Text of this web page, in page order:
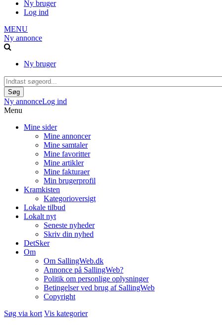
Ny bruger
Log ind
MENU
Ny annonce
Ny bruger
Ny annonceLog ind
Menu
Mine sider
Mine annoncer
Mine samtaler
Mine favoritter
Mine artikler
Mine fakturaer
Min brugerprofil
Kramkisten
Kategorioversigt
Lokale tilbud
Lokalt nyt
Seneste nyheder
Skriv din nyhed
DetSker
Om
Om SallingWeb.dk
Annonce på SallingWeb?
Politik om personlige oplysninger
Betingelser ved brug af SallingWeb
Copyright
Søg via kort Vis kategorier